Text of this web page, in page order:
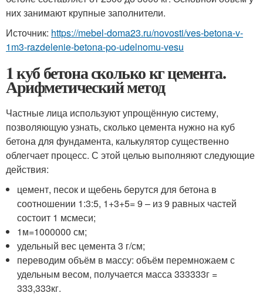
них занимают крупные заполнители.
Источник: https://mebel-doma23.ru/novosti/ves-betona-v-
1m3-razdelenie-betona-po-udelnomu-vesu
1 куб бетона сколько кг цемента.
Арифметический метод
Частные лица используют упрощённую систему,
позволяющую узнать, сколько цемента нужно на куб
бетона для фундамента, калькулятор существенно
облегчает процесс. С этой целью выполняют следующие
действия:
цемент, песок и щебень берутся для бетона в
соотношении 1:3:5, 1+3+5= 9 – из 9 равных частей
состоит 1 мсмеси;
1м=1000000 см;
удельный вес цемента 3 г/см;
переводим объём в массу: объём перемножаем с
удельным весом, получается масса 333333г =
333,333кг.